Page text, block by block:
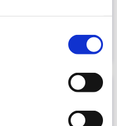
svētdien Tv3!
dienasgrāmata: